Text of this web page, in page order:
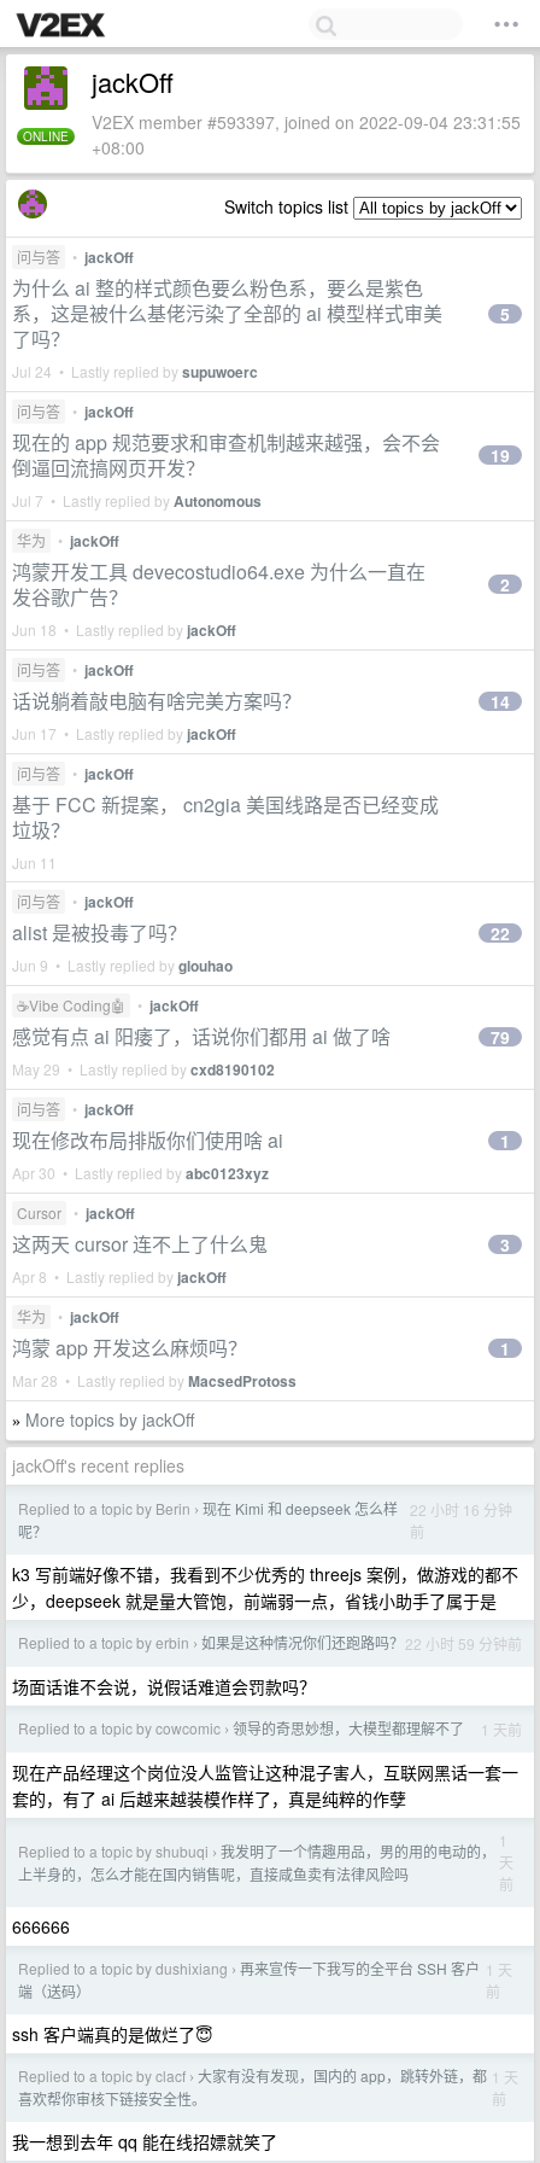
ONLINE
jackOff
V2EX member #593397, joined on 2022-09-04 23:31:55
+08:00
Switch topics list
问与答 • jackOff
为什么 ai 整的样式颜色要么粉色系，要么是紫色
系，这是被什么基佬污染了全部的 ai 模型样式审美
了吗？
Jul 24 • Lastly replied bysupuwoerc
5
问与答 • jackOff
现在的 app 规范要求和审查机制越来越强，会不会
倒逼回流搞网页开发？
Jul 7 • Lastly replied byAutonomous
19
华为 • jackOff
鸿蒙开发工具 devecostudio64.exe 为什么一直在
发谷歌广告？
Jun 18 • Lastly replied by jackOff
2
问与答 • jackOff
话说躺着敲电脑有啥完美方案吗？
Jun 17 • Lastly replied by jackOff
14
问与答 • jackOff
基于 FCC 新提案， cn2gia 美国线路是否已经变成
垃圾？
Jun 11
问与答
• jackOff
alist 是被投毒了吗？
Jun 9 • Lastly replied byglouhao
22
☕Vibe Coding🤖 • jackOff
感觉有点 ai 阳痿了，话说你们都用 ai 做了啥
May 29 • Lastly replied bycxd8190102
79
问与答 • jackOff
现在修改布局排版你们使用啥 ai
Apr 30 • Lastly replied byabc0123xyz
1
Cursor • jackOff
这两天 cursor 连不上了什么鬼
Apr 8 • Lastly replied by jackOff
3
华为 • jackOff
鸿蒙 app 开发这么麻烦吗？
Mar 28 • Lastly replied byMacsedProtoss
1
» More topics by jackOff
jackOff's recent replies
Replied to a topic by Berin › 现在 Kimi 和 deepseek 怎么样
呢？
22 小时 16 分钟
前
k3 写前端好像不错，我看到不少优秀的 threejs 案例，做游戏的都不
少，deepseek 就是量大管饱，前端弱一点，省钱小助手了属于是
Replied to a topic by erbin › 如果是这种情况你们还跑路吗？ 22 小时 59 分钟前
场面话谁不会说，说假话难道会罚款吗？
Replied to a topic by cowcomic › 领导的奇思妙想，大模型都理解不了 1 天前
现在产品经理这个岗位没人监管让这种混子害人，互联网黑话一套一
套的，有了 ai 后越来越装模作样了，真是纯粹的作孽
Replied to a topic by shubuqi › 我发明了一个情趣用品，男的用的电动的，
上半身的，怎么才能在国内销售呢，直接咸鱼卖有法律风险吗
1
天
前
666666
Replied to a topic by dushixiang › 再来宣传一下我写的全平台 SSH 客户
端（送码）
1 天
前
ssh 客户端真的是做烂了😇
Replied to a topic by clacf › 大家有没有发现，国内的 app，跳转外链，都
喜欢帮你审核下链接安全性。
1 天
前
我一想到去年 qq 能在线招嫖就笑了